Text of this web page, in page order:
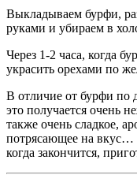
Выкладываем бурфи,
руками и убираем в
Через 1-2 часа, когда
украсить орехами по
В отличие от бурфи по
это получается очень
также очень сладкое,
потрясающее на вкус…
когда закончится,